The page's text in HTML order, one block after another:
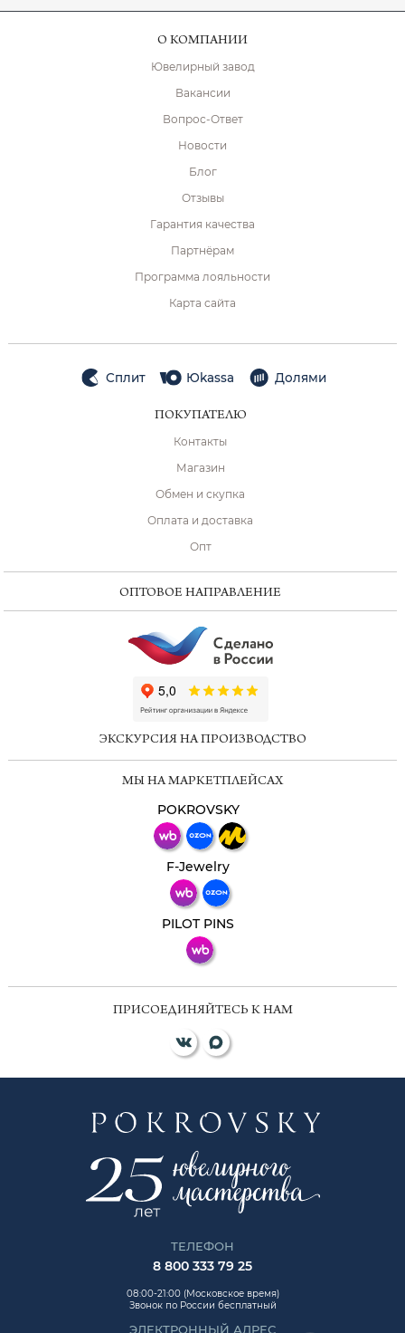
О КОМПАНИИ
Ювелирный завод
Вакансии
Вопрос-Ответ
Новости
Блог
Отзывы
Гарантия качества
Партнёрам
Программа лояльности
Карта сайта
Сплит Юkassa Долями
ПОКУПАТЕЛЮ
Контакты
Магазин
Обмен и скупка
Оплата и доставка
Опт
ОПТОВОЕ НАПРАВЛЕНИЕ
ЭКСКУРСИЯ НА ПРОИЗВОДСТВО
МЫ НА МАРКЕТПЛЕЙСАХ
POKROVSKY
F-Jewelry
PILOT PINS
ПРИСОЕДИНЯЙТЕСЬ К НАМ
ТЕЛЕФОН
8 800 333 79 25
08:00-21:00 (Московское время)
Звонок по России бесплатный
ЭЛЕКТРОННЫЙ АДРЕС